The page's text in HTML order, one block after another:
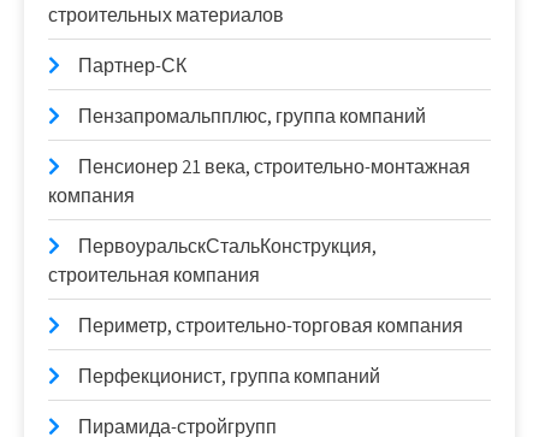
строительных материалов
Партнер-СК
Пензапромальпплюс, группа компаний
Пенсионер 21 века, строительно-монтажная
компания
ПервоуральскСтальКонструкция,
строительная компания
Периметр, строительно-торговая компания
Перфекционист, группа компаний
Пирамида-стройгрупп